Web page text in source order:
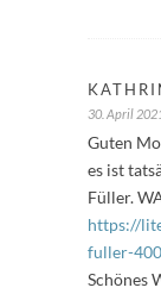
30. April
Guten
es ist
Füller.
https://
fuller-
Schönes